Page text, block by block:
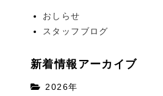
おしらせ
スタッフブログ
新着情報アーカイブ
2026年